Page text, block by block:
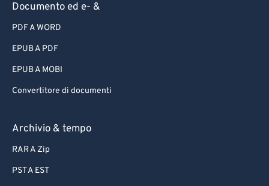
Documento ed e- &
PDF A WORD
EPUB A PDF
EPUB A MOBI
Convertitore di documenti
Archivio & tempo
RAR A Zip
PST A EST